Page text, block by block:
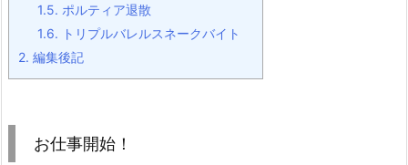
1.5. ポルティア退散
1.6. トリプルバレルスネークバイト
2. 編集後記
お仕事開始！